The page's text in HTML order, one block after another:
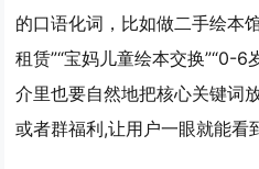
的口语化词，比如做二手绘本
租赁”“宝妈儿童绘本交换”“0-
介里也要自然地把核心关键词
或者群福利,让用户一眼就能看